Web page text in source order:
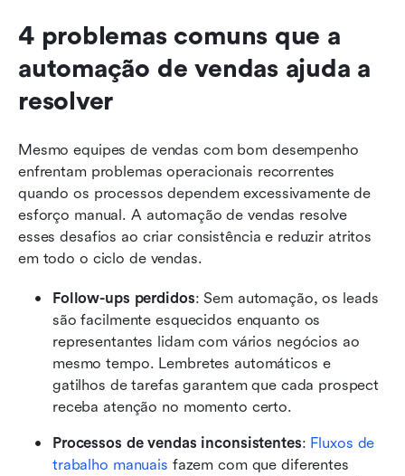
4 problemas comuns que a
automação de vendas ajuda a
resolver
Mesmo equipes de vendas com bom desempenho
enfrentam problemas operacionais recorrentes
quando os processos dependem excessivamente de
esforço manual. A automação de vendas resolve
esses desafios ao criar consistência e reduzir atritos
em todo o ciclo de vendas.
Follow-ups perdidos: Sem automação, os leads
são facilmente esquecidos enquanto os
representantes lidam com vários negócios ao
mesmo tempo. Lembretes automáticos e
gatilhos de tarefas garantem que cada prospect
receba atenção no momento certo.
Processos de vendas inconsistentes: Fluxos de
trabalho manuais fazem com que diferentes